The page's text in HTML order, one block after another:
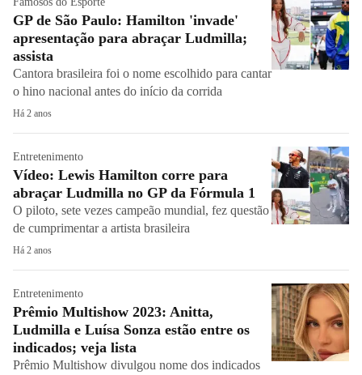
GP de São Paulo: Hamilton 'invade'
apresentação para abraçar Ludmilla;
assista
Cantora brasileira foi o nome escolhido para cantar
o hino nacional antes do início da corrida
Há 2 anos
Entretenimento
Vídeo: Lewis Hamilton corre para
abraçar Ludmilla no GP da Fórmula 1
O piloto, sete vezes campeão mundial, fez questão
de cumprimentar a artista brasileira
Há 2 anos
Entretenimento
Prêmio Multishow 2023: Anitta,
Ludmilla e Luísa Sonza estão entre os
indicados; veja lista
Prêmio Multishow divulgou nome dos indicados